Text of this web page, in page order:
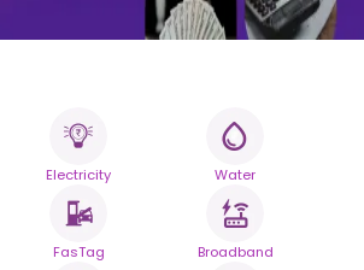
求書。
ートなプラットフ
Electricity Water
FasTag Broadband